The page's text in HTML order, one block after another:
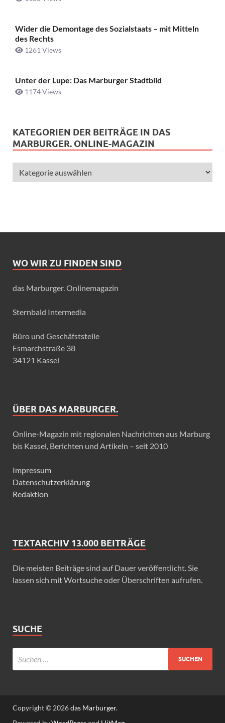
Wider die Demontage des Sozialstaats – mit Mitteln
des Rechts
1261 Views
Unter der Lupe: Das Marburger Stadtbild
1174 Views
KATEGORIEN DER BEITRÄGE IN DAS
MARBURGER. ONLINE-MAGAZIN
WO WIR ZU FINDEN SIND
das Marburger. Onlinemagazin
Sternbald Intermedia
Büro und Geschäfststelle
Esmarchstraße 38
34121 Kassel
ÜBER DAS MARBURGER.
Online-Magazin mit regionalen Nachrichten aus Marburg
bis Kassel, Berichten und Artikeln – seit 2010
Impressum
Datenschutzerklärung
Redaktion
TEXTARCHIV 13.000 BEITRÄGE
Die meisten Beiträge sind auf Dauer veröffentlicht. Sie
lassen sich mit Wortsuche oder Überschriften aufrufen.
SUCHE
Copyright © 2026das Marburger.